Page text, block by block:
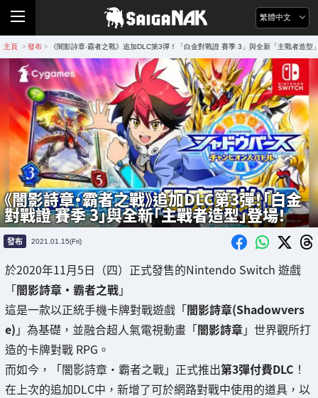
繁體中文
主頁 > 發布 > 《闇影詩章‧霸者之戰》追加DLC第3彈！「白金對戰證 賽季 3」與全新「主戰者造型
《闇影詩章‧霸者之戰》追加DLC第3彈！「白金
對戰證 賽季 3」與全新「主戰者造型」登場！
發布 2021.01.15(Fri)
於2020年11月5日（四）正式發售的Nintendo Switch 遊戲
「闇影詩章‧霸者之戰」
這是一款以正統手機卡牌對戰遊戲「闇影詩章(Shadowvers
e) 」為基礎，並融合超人氣電視動畫「闇影詩章」世界觀所打
造的卡牌對戰 RPG。
而如今，「闇影詩章‧霸者之戰」正式推出第3彈付費DLC ！
在上次的追加DLC中，新增了可於網路對戰中使用的道具，以